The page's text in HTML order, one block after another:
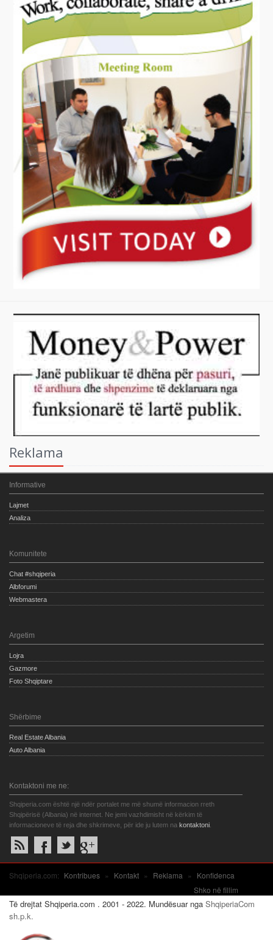
Reklama
Informative
Lajmet
Analiza
Komunitete
Chat #shqiperia
Albforumi
Webmastera
Argetim
Lojra
Gazmore
Foto Shqiptare
Shërbime
Real Estate Albania
Auto Albania
Kontaktoni me ne:
Shqiperia.com është një ndër portalet me më shumë informacion rreth
Shqipërisë (Albania) në internet. Ne jemi vazhdimisht në kërkim të
informacioneve të reja dhe shkrimeve, për ide ju lutem na kontaktoni
Shqiperia.com: Kontribues » Kontakt » Reklama »
Konfidenca
Shko në fillim
Të drejtat Shqiperia.com . 2001 - 2022. Mundësuar nga ShqiperiaCom
sh.p.k.